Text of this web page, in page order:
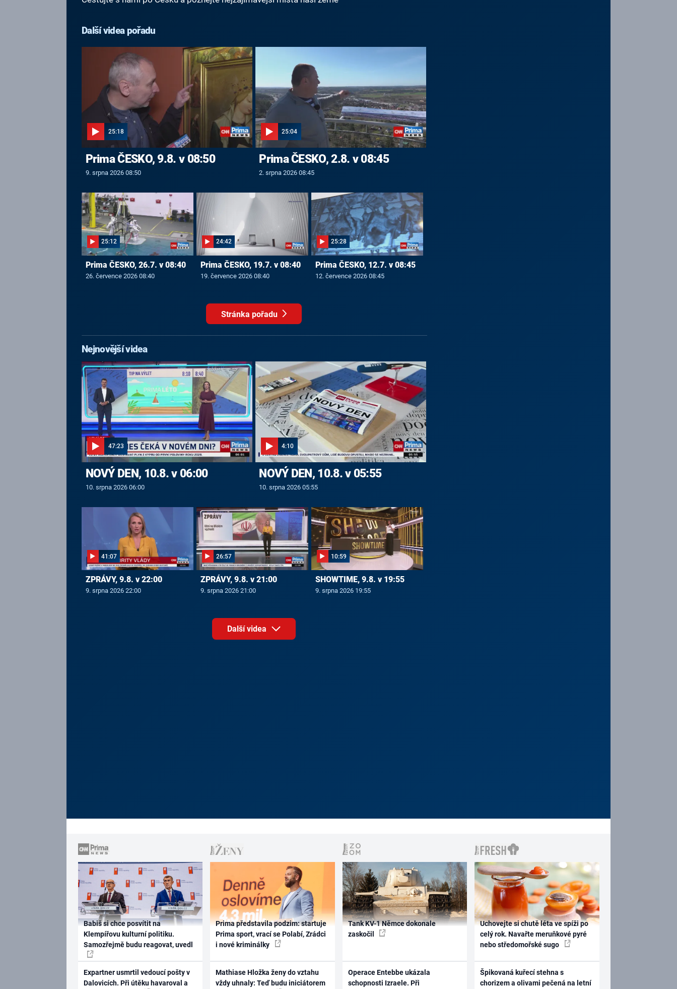
Další videa pořadu
25:18
Prima ČESKO, 9.8. v 08:50
9. srpna 2026 08:50
25:04
Prima ČESKO, 2.8. v 08:45
2. srpna 2026 08:45
25:12
Prima ČESKO, 26.7. v 08:40
26. července 2026 08:40
24:42
Prima ČESKO, 19.7. v 08:40
19. července 2026 08:40
25:28
Prima ČESKO, 12.7. v 08:45
12. července 2026 08:45
Stránka pořadu
Nejnovější videa
47:23
NOVÝ DEN, 10.8. v 06:00
10. srpna 2026 06:00
4:10
NOVÝ DEN, 10.8. v 05:55
10. srpna 2026 05:55
41:07
ZPRÁVY, 9.8. v 22:00
9. srpna 2026 22:00
26:57
ZPRÁVY, 9.8. v 21:00
9. srpna 2026 21:00
10:59
SHOWTIME, 9.8. v 19:55
9. srpna 2026 19:55
Další videa
Babiš si chce posvítit na
Klempířovu kulturní politiku.
Samozřejmě budu reagovat, uvedl
Expartner usmrtil vedoucí pošty v
Dalovicích. Při útěku havaroval a
Prima představila podzim: startuje
Prima sport, vrací se Polabí, Zrádci
i nové kriminálky
Mathiase Hložka ženy do vztahu
vždy uhnaly: Teď budu iniciátorem
Tank KV-1 Němce dokonale
zaskočil
Operace Entebbe ukázala
schopnosti Izraele. Při
Uchovejte si chutě léta ve spíži po
celý rok. Navařte meruňkové pyré
nebo středomořské sugo
Špikovaná kuřecí stehna s
chorizem a olivami pečená na letní